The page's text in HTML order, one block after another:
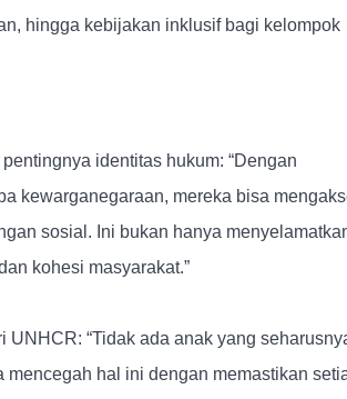
hingga kebijakan inklusif bagi kelompok
identitas hukum: “Dengan
kewarganegaraan, mereka bisa
sosial. Ini bukan hanya
kohesi masyarakat.”
“Tidak ada anak yang
hal ini dengan memastikan